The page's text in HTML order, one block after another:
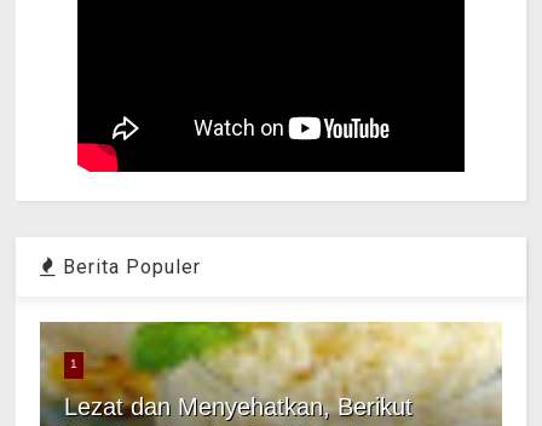
Berita Populer
1
Lezat dan Menyehatkan, Berikut